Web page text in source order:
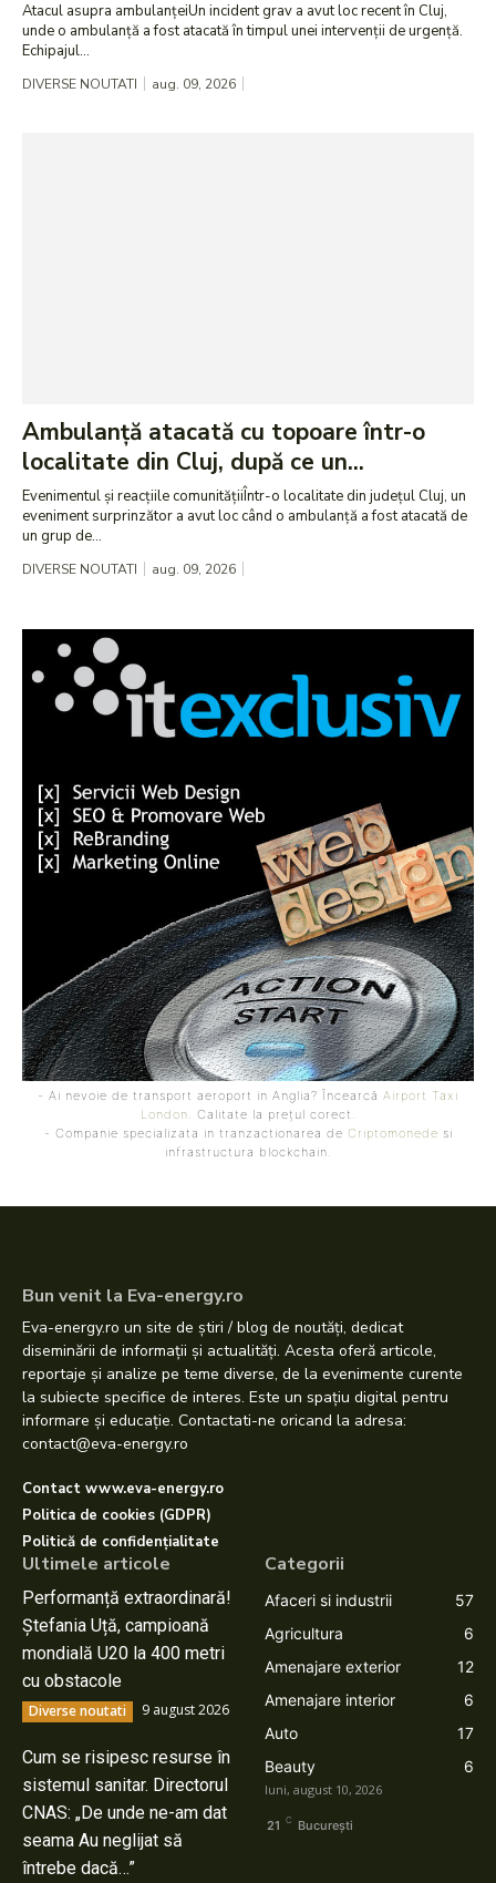
Atacul asupra ambulanțeiUn incident grav a avut loc recent în Cluj,
unde o ambulanță a fost atacată în timpul unei intervenții de urgență.
Echipajul...
DIVERSE NOUTATI aug. 09, 2026
Ambulanță atacată cu topoare într-o
localitate din Cluj, după ce un...
Evenimentul și reacțiile comunitățiiÎntr-o localitate din județul Cluj, un
eveniment surprinzător a avut loc când o ambulanță a fost atacată de
un grup de...
DIVERSE NOUTATI aug. 09, 2026
- Ai nevoie de transport aeroport in Anglia? Încearcă Airport Taxi
London. Calitate la prețul corect.
- Companie specializata in tranzactionarea de Criptomonede si
infrastructura blockchain.
Bun venit la Eva-energy.ro
Eva-energy.ro un site de știri / blog de noutăți, dedicat
diseminării de informații și actualități. Acesta oferă articole,
reportaje și analize pe teme diverse, de la evenimente curente
la subiecte specifice de interes. Este un spațiu digital pentru
informare și educație. Contactati-ne oricand la adresa:
contact@eva-energy.ro
Contact www.eva-energy.ro
Politica de cookies (GDPR)
Politică de confidențialitate
Ultimele articole
Performanță extraordinară!
Ștefania Uță, campioană
mondială U20 la 400 metri
cu obstacole
Diverse noutati 9 august 2026
Cum se risipesc resurse în
sistemul sanitar. Directorul
CNAS: „De unde ne-am dat
seama Au neglijat să
întrebe dacă…”
Categorii
Afaceri si industrii
57
Agricultura
6
Amenajare exterior
12
Amenajare interior
6
Auto
17
Beauty
6
luni, august 10, 2026
21 C București